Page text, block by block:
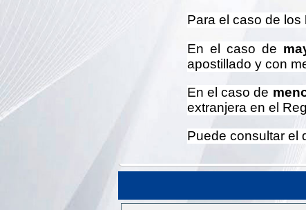
Para el caso de los
En el caso de
apostillado y con
En el caso de
extranjera en el
Puede consultar el